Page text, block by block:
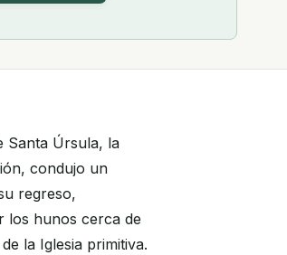
Santa Úrsula, la
condujo un
regreso,
los hunos cerca de
la Iglesia primitiva.